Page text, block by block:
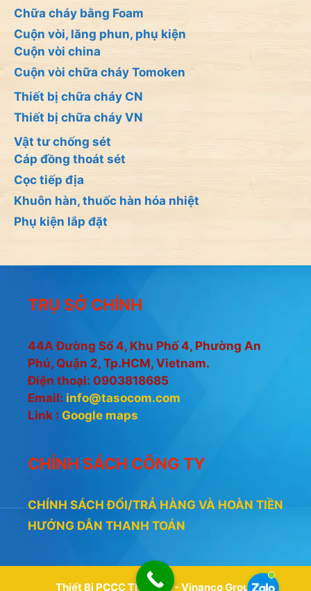
Chữa cháy bằng Foam
Cuộn vòi, lăng phun, phụ kiện
Cuộn vòi china
Cuộn vòi chữa cháy Tomoken
Thiết bị chữa cháy CN
Thiết bị chữa cháy VN
Vật tư chống sét
Cáp đồng thoát sét
Cọc tiếp địa
Khuôn hàn, thuốc hàn hóa nhiệt
Phụ kiện lắp đặt
TRỤ SỞ CHÍNH
44A Đường Số 4, Khu Phố 4, Phường An
Phú, Quận 2, Tp.HCM, Vietnam.
Điện thoại: 0903818685
Email: info@tasocom.com
Link : Google maps
CHÍNH SÁCH CÔNG TY
CHÍNH SÁCH ĐỔI/TRẢ HÀNG VÀ HOÀN TIỀN
HƯỚNG DẪN THANH TOÁN
Thiết Bị PCCC Thiên An - Vinanco Group